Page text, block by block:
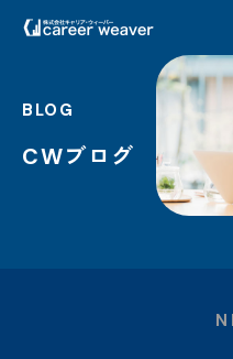
BLOG
CWブログ